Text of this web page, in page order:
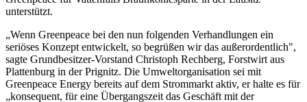
unterstützt.
„Wenn Greenpeace bei den nun folgenden Verhandlungen ein
seriöses Konzept entwickelt, so begrüßen wir das außerordentlich",
sagte Grundbesitzer-Vorstand Christoph Rechberg, Forstwirt aus
Plattenburg in der Prignitz. Die Umweltorganisation sei mit
Greenpeace Energy bereits auf dem Strommarkt aktiv, er halte es für
„konsequent, für eine Übergangszeit das Geschäft mit der